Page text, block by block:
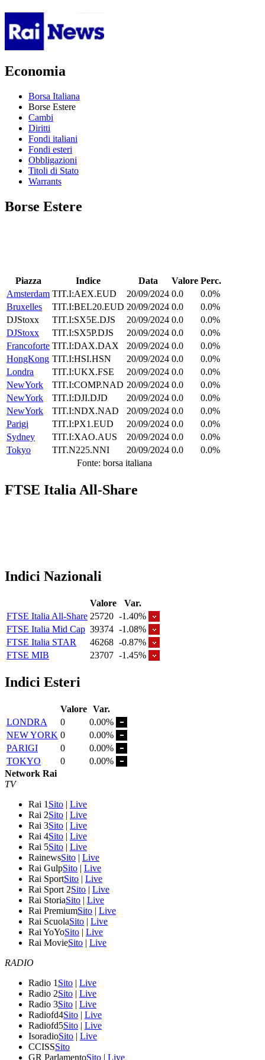
Economia
Borsa Italiana
Borse Estere
Cambi
Diritti
Fondi italiani
Fondi esteri
Obbligazioni
Titoli di Stato
Warrants
Borse Estere
Piazza Indice Data Valore Perc.
Amsterdam TIT.I:AEX.EUD 20/09/2024 0.0
0.0%
Bruxelles
TIT.I:BEL20.EUD 20/09/2024 0.0
0.0%
DJStoxx
TIT.I:SX5E.DJS 20/09/2024 0.0
0.0%
DJStoxx
TIT.I:SX5P.DJS 20/09/2024 0.0
0.0%
Francoforte TIT.I:DAX.DAX 20/09/2024 0.0
0.0%
HongKong TIT.I:HSI.HSN 20/09/2024 0.0
0.0%
Londra
TIT.I:UKX.FSE 20/09/2024 0.0
0.0%
NewYork
TIT.I:COMP.NAD 20/09/2024 0.0
0.0%
NewYork
TIT.I:DJI.DJD 20/09/2024 0.0
0.0%
NewYork
TIT.I:NDX.NAD 20/09/2024 0.0
0.0%
Parigi
TIT.I:PX1.EUD 20/09/2024 0.0
0.0%
Sydney
TIT.I:XAO.AUS 20/09/2024 0.0
0.0%
Tokyo
TIT.N225.NNI 20/09/2024 0.0
0.0%
Fonte: borsa italiana
FTSE Italia All-Share
Indici Nazionali
Valore
Var.
FTSE Italia All-Share 25720 -1.40%
FTSE Italia Mid Cap 39374 -1.08%
FTSE Italia STAR
46268 -0.87%
FTSE MIB
23707 -1.45%
Indici Esteri
Valore Var.
LONDRA
0
0.00%
NEW YORK 0
0.00%
PARIGI
0
0.00%
TOKYO
0
0.00%
Network Rai
TV
Rai 1 Sito | Live
Rai 2Sito | Live
Rai 3Sito | Live
Rai 4Sito | Live
Rai 5Sito | Live
RainewsSito | Live
Rai GulpSito | Live
Rai SportSito | Live
Rai Sport 2Sito | Live
Rai StoriaSito | Live
Rai PremiumSito | Live
Rai ScuolaSito | Live
Rai YoYoSito | Live
Rai MovieSito | Live
RADIO
Radio 1 Sito | Live
Radio 2Sito | Live
Radio 3Sito | Live
Radiofd4Sito | Live
Radiofd5Sito | Live
IsoradioSito | Live
CCISSSito
GR ParlamentoSito | Live